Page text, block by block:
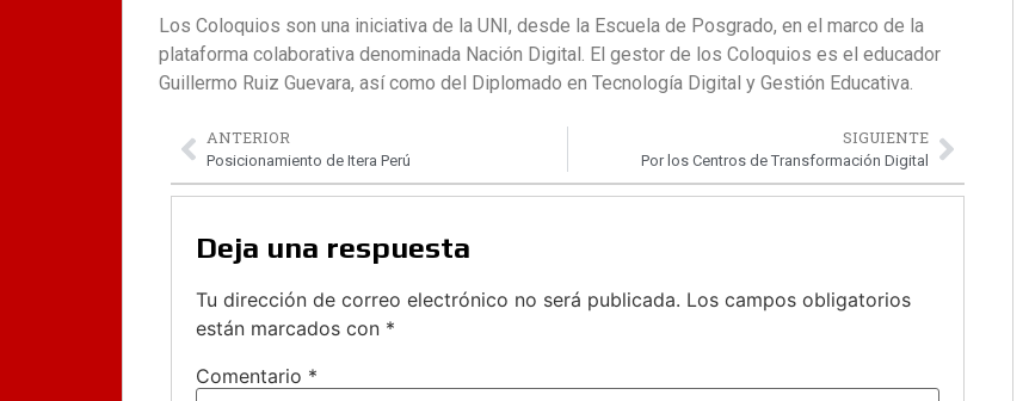
Los Coloquios son una iniciativa de la UNI, desde la Escuela de Posgrado, en el marco de la
plataforma colaborativa denominada Nación Digital. El gestor de los Coloquios es el educador
Guillermo Ruiz Guevara, así como del Diplomado en Tecnología Digital y Gestión Educativa.
ANTERIOR
Posicionamiento de Itera Perú
SIGUIENTE
Por los Centros de Transformación Digital
Deja una respuesta
Tu dirección de correo electrónico no será publicada. Los campos obligatorios
están marcados con *
Comentario *